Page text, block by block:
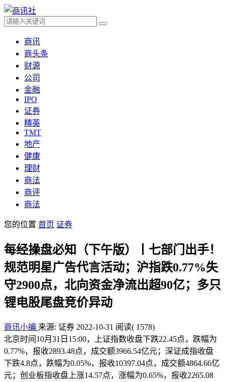
商讯
商头条
财源
公司
金融
IPO
证券
精英
TMT
地产
健康
理财
商法
商评
商法
您的位置 首页 证券
每经操盘必知（下午版）丨七部门出手！
规范明星广告代言活动；沪指跌0.77%失
守2900点，北向资金净流出超90亿；多只
锂电股尾盘竞价异动
商讯小编 来源: 证券 2022-10-31 阅读( 1578)
北京时间10月31日15:00，上证指数收盘下跌22.45点，跌幅为
0.77%，报收2893.48点，成交额3966.54亿元；深证成指收盘
下跌4.8点，跌幅为0.05%，报收10397.04点，成交额4864.66亿
元；创业板指收盘上涨14.57点，涨幅为0.65%，报收2265.08